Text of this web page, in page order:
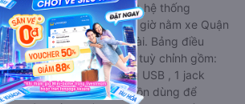
lộn thoải mái. Đặc biệt là hệ thống
thư giãn trong những giờ nằm xe Quận
Rịa - Bà Rịa-Vũng Tàu dài. Bảng điều
cạnh đầu để tiện tay tuỳ chỉnh gồm:
để gọi tiếp viên, 2 cổng USB , 1 jack
nút có biểu tượng nguồn dùng để